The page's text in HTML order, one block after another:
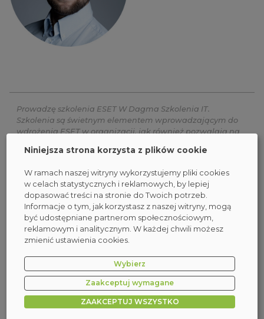
Prowadzę szkolenia ESET W Dagma Szkolenia IT.
Szkolenia są świetnym elementem wprowadzającym do
wdrożenia ESET w organizacji, jak również pozwalają na
czemu uczestnicy mogą usystematyzować wiedzę. Każde
posiada własne środowisko, dzięki czemu nie musi
testować w swojej prywatnej lub firmowej infrastrukturze.
Bogaty program zawiera możliwość wykonywania
ćwiczeń, które można przełożyć bezpośrednio na swoje
środowiska produkcyjne i w ten sposób zbudować
automatyzację dopasowaną do własnych potrzeb.
Tomasz Gębicki,
presales engineers team leader, DAGMA Bezpieczeństwo IT
Niniejsza strona korzysta z plików cookie
W ramach naszej witryny wykorzystujemy pliki cookies
w celach statystycznych i reklamowych, by lepiej
dopasować treści na stronie do Twoich potrzeb.
Informacje o tym, jak korzystasz z naszej witryny, mogą
być udostępniane partnerom społecznościowym,
reklamowym i analitycznym. W każdej chwili możesz
zmienić ustawienia cookies.
Wybierz
Zaakceptuj wymagane
ZAAKCEPTUJ WSZYSTKO